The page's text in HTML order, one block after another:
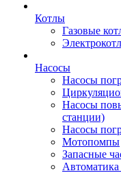
Котлы
Газовые
Насосы
Насосы
Насосы
станции)
Насосы
Мотопомпы
Запасные